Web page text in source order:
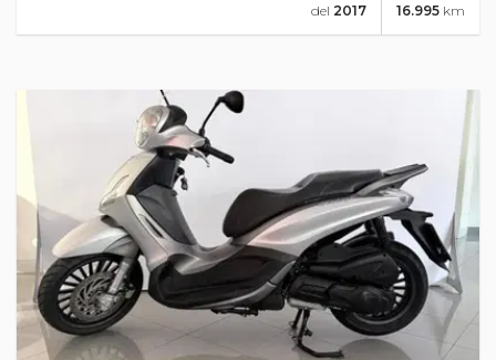
16.995 km
del 2017